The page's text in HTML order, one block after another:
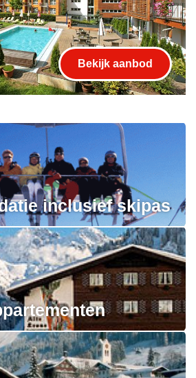
Bekijk aanbod
inclusief skipas